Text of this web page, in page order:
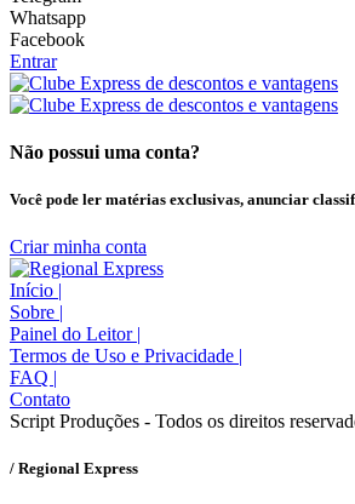
Whatsapp
Facebook
Entrar
Não possui uma conta?
Você pode ler matérias exclusivas, anunciar
Criar minha conta
Início |
Sobre |
Painel do Leitor |
Termos de Uso e Privacidade |
FAQ |
Contato
Script Produções - Todos os direitos
/ Regional Express